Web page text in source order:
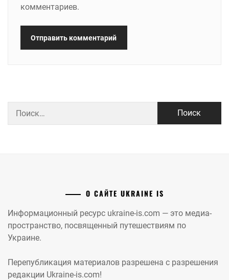
комментариев.
О САЙТЕ UKRAINE IS
Информационный ресурс ukraine-is.com — это медиа-
пространство, посвященный путешествиям по
Украине.
Перепубликация материалов разрешена с разрешения
редакции Ukraine-is.com!